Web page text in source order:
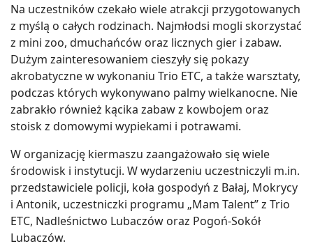
Na uczestników czekało wiele atrakcji przygotowanych
z myślą o całych rodzinach. Najmłodsi mogli skorzystać
z mini zoo, dmuchańców oraz licznych gier i zabaw.
Dużym zainteresowaniem cieszyły się pokazy
akrobatyczne w wykonaniu Trio ETC, a także warsztaty,
podczas których wykonywano palmy wielkanocne. Nie
zabrakło również kącika zabaw z kowbojem oraz
stoisk z domowymi wypiekami i potrawami.
W organizację kiermaszu zaangażowało się wiele
środowisk i instytucji. W wydarzeniu uczestniczyli m.in.
przedstawiciele policji, koła gospodyń z Bałaj, Mokrycy
i Antonik, uczestniczki programu „Mam Talent” z Trio
ETC, Nadleśnictwo Lubaczów oraz Pogoń-Sokół
Lubaczów.